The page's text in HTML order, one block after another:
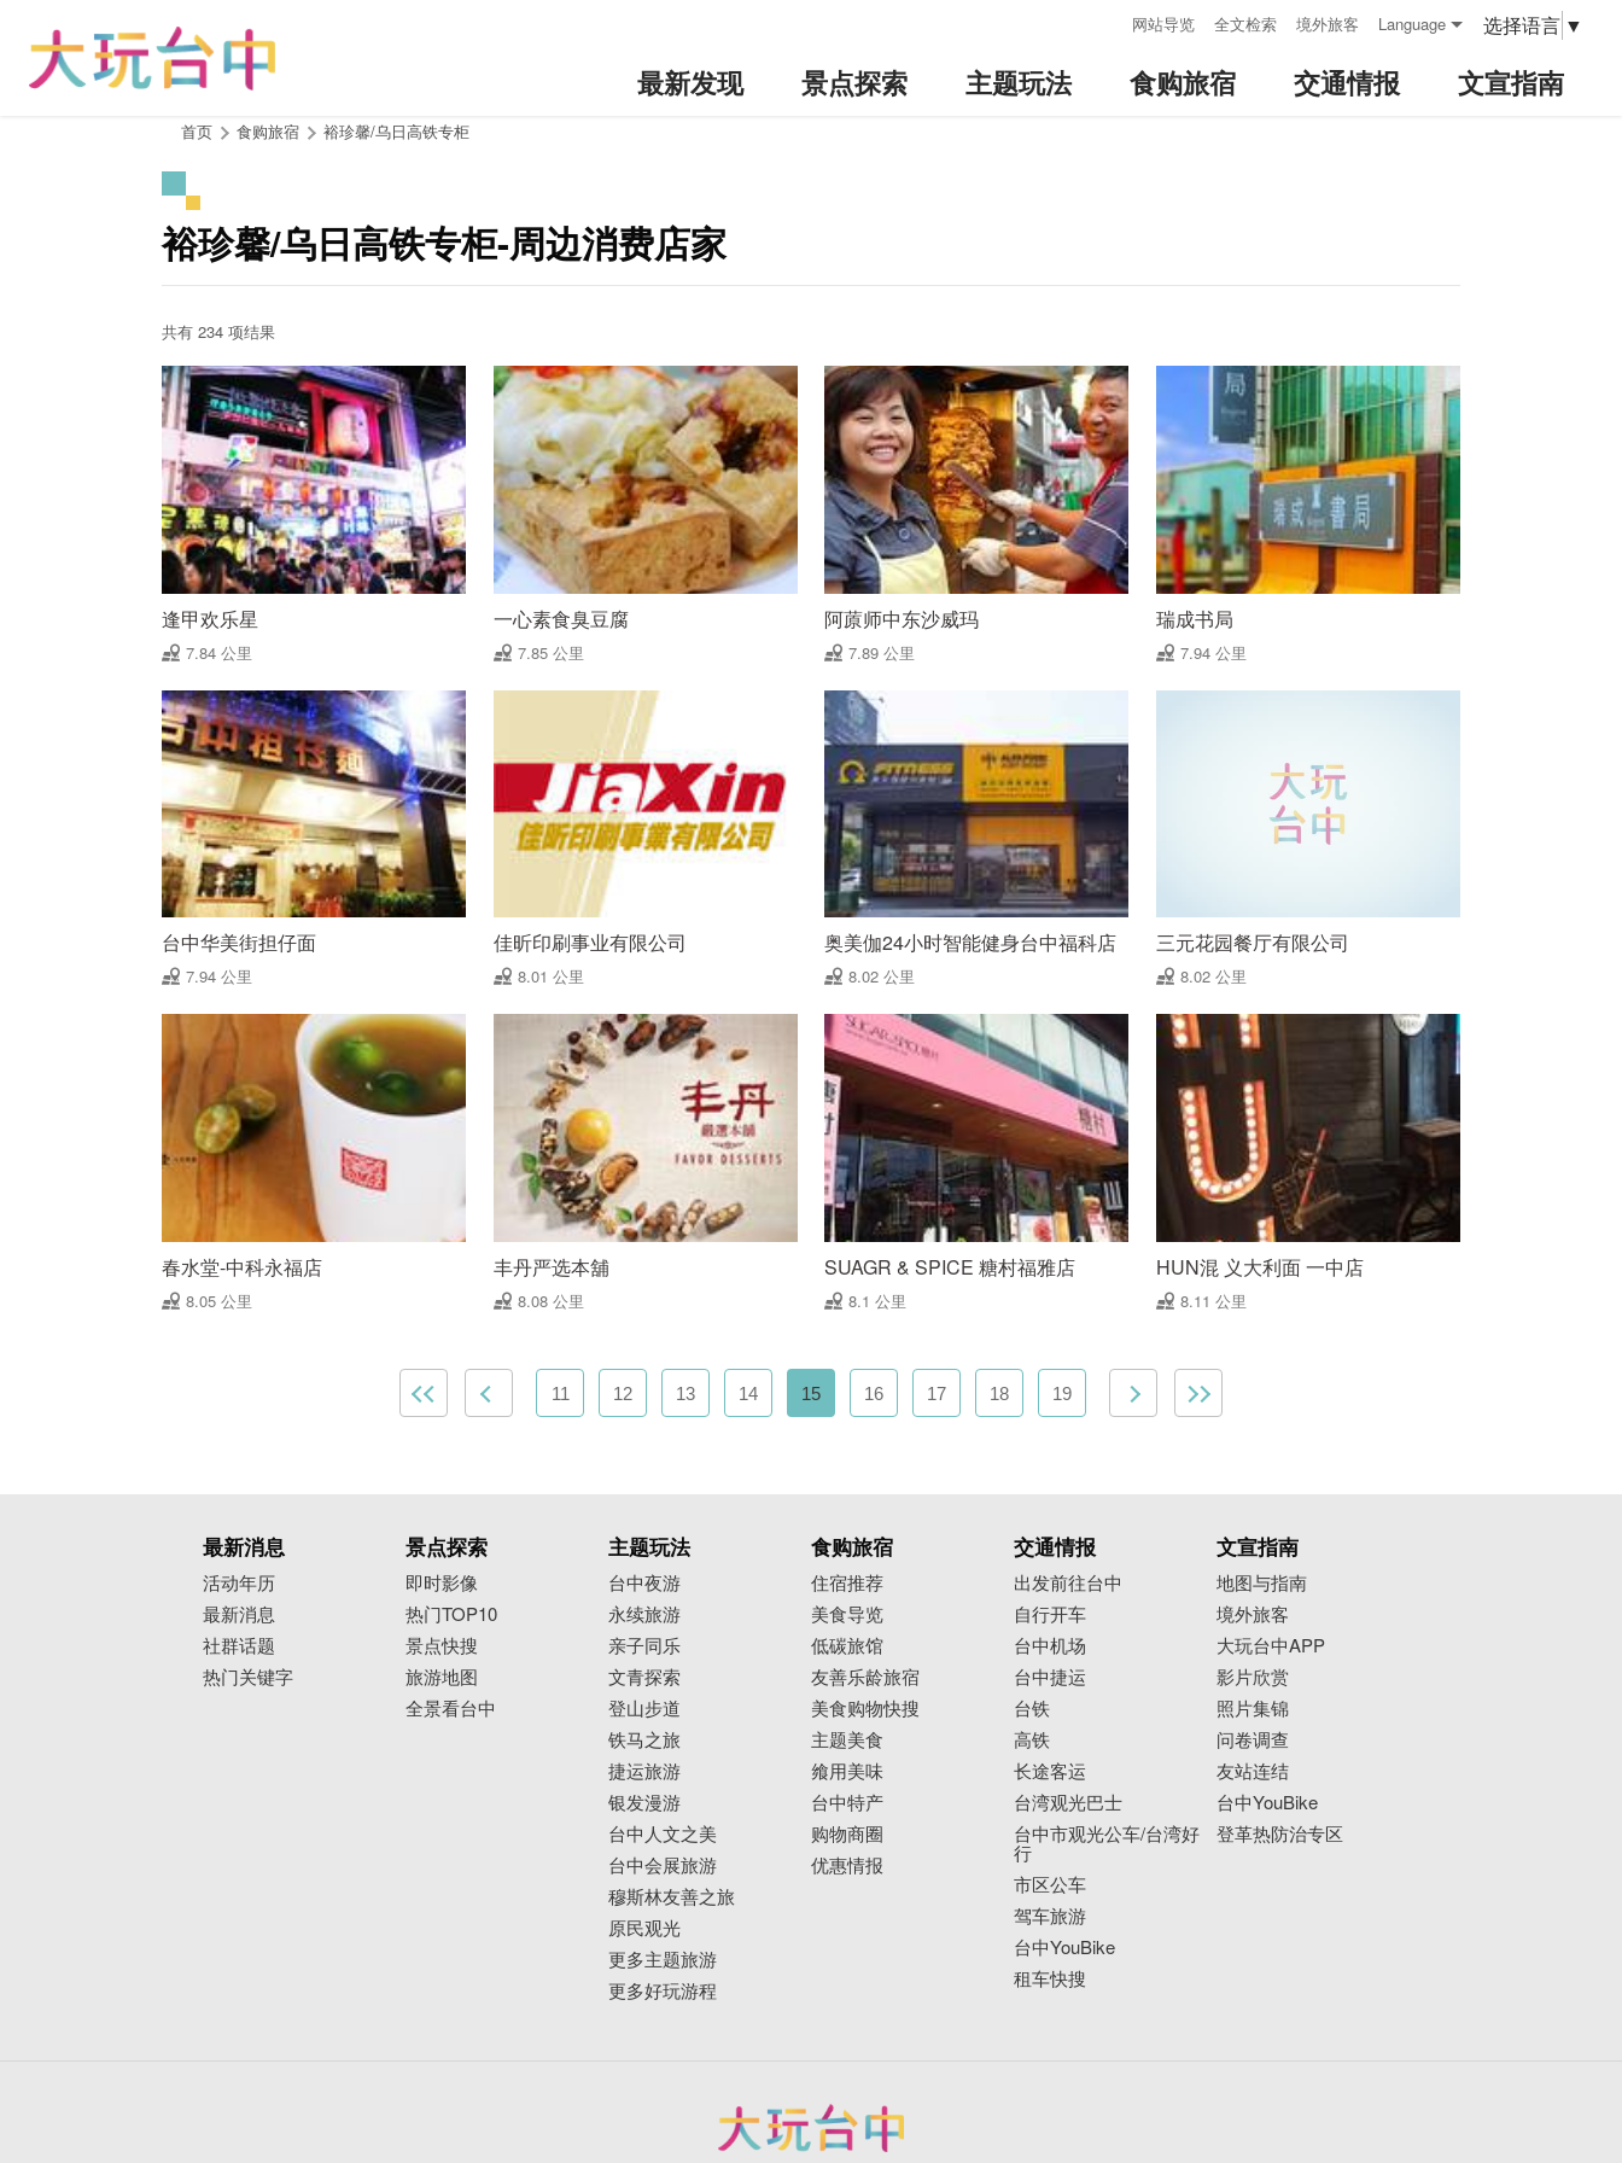
网站导览 全文检索 境外旅客 Language 选择语言 ▼
最新发现 景点探索 主题玩法 食购旅宿 交通情报 文宣指南
首页 食购旅宿 裕珍馨/乌日高铁专柜
裕珍馨/乌日高铁专柜-周边消费店家
共有 234 项结果
逢甲欢乐星
7.84 公里
一心素食臭豆腐
7.85 公里
阿蒝师中东沙威玛
7.89 公里
瑞成书局
7.94 公里
台中华美街担仔面
7.94 公里
佳昕印刷事业有限公司
8.01 公里
奥美伽24小时智能健身台中福科店
8.02 公里
三元花园餐厅有限公司
8.02 公里
春水堂-中科永福店
8.05 公里
丰丹严选本舖
8.08 公里
SUAGR & SPICE 糖村福雅店
8.1 公里
HUN混 义大利面 一中店
8.11 公里
11 12 13 14 15 16 17 18 19
最新消息
活动年历
最新消息
社群话题
热门关键字
景点探索
即时影像
热门TOP10
景点快搜
旅游地图
全景看台中
主题玩法
台中夜游
永续旅游
亲子同乐
文青探索
登山步道
铁马之旅
捷运旅游
银发漫游
台中人文之美
台中会展旅游
穆斯林友善之旅
原民观光
更多主题旅游
更多好玩游程
食购旅宿
住宿推荐
美食导览
低碳旅馆
友善乐龄旅宿
美食购物快搜
主题美食
飨用美味
台中特产
购物商圈
优惠情报
交通情报
出发前往台中
自行开车
台中机场
台中捷运
台铁
高铁
长途客运
台湾观光巴士
台中市观光公车/台湾好
行
市区公车
驾车旅游
台中YouBike
租车快搜
文宣指南
地图与指南
境外旅客
大玩台中APP
影片欣赏
照片集锦
问卷调查
友站连结
台中YouBike
登革热防治专区